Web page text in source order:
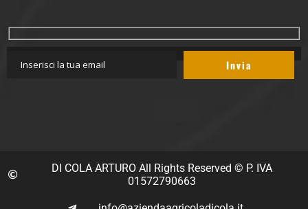
DI COLA ARTURO All Rights Reserved © P. IVA
01572790663